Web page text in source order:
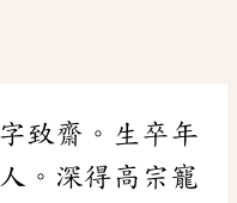
致齋。生卒年
。深得高宗寵